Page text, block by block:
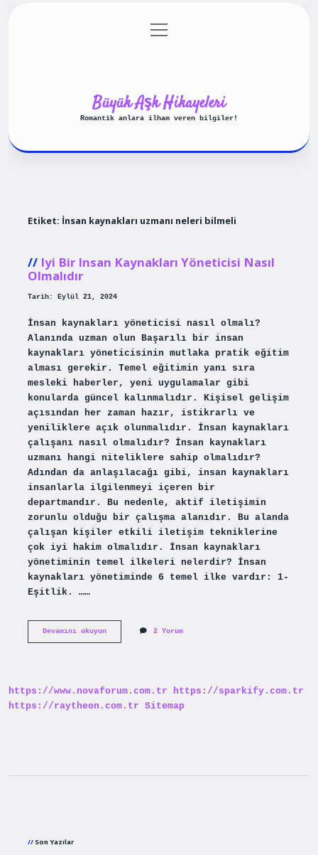
Gizlilik Politikası
menüyü
aç
Büyük Aşk Hikayeleri
Romantik anlara ilham veren bilgiler!
Etiket: İnsan kaynakları uzmanı neleri bilmeli
Iyi Bir Insan Kaynakları Yöneticisi Nasıl
Olmalıdır
Tarih: Eylül 21, 2024
İnsan kaynakları yöneticisi nasıl olmalı?
Alanında uzman olun Başarılı bir insan
kaynakları yöneticisinin mutlaka pratik eğitim
alması gerekir. Temel eğitimin yanı sıra
mesleki haberler, yeni uygulamalar gibi
konularda güncel kalınmalıdır. Kişisel gelişim
açısından her zaman hazır, istikrarlı ve
yeniliklere açık olunmalıdır. İnsan kaynakları
çalışanı nasıl olmalıdır? İnsan kaynakları
uzmanı hangi niteliklere sahip olmalıdır?
Adından da anlaşılacağı gibi, insan kaynakları
insanlarla ilgilenmeyi içeren bir
departmandır. Bu nedenle, aktif iletişimin
zorunlu olduğu bir çalışma alanıdır. Bu alanda
çalışan kişiler etkili iletişim tekniklerine
çok iyi hakim olmalıdır. İnsan kaynakları
yönetiminin temel ilkeleri nelerdir? İnsan
kaynakları yönetiminde 6 temel ilke vardır: 1-
Eşitlik. ……
Devamını okuyunIyi
Olmalıdır
2 Yorum
https://www.novaforum.com.tr
https://sparkify.com.tr
https://raytheon.com.tr Sitemap
Son Yazılar